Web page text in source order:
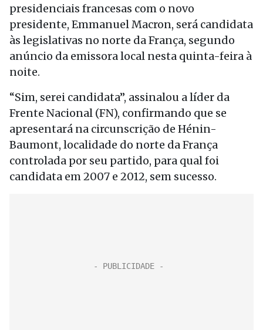
presidenciais francesas com o novo
presidente, Emmanuel Macron, será candidata
às legislativas no norte da França, segundo
anúncio da emissora local nesta quinta-feira à
noite.
“Sim, serei candidata”, assinalou a líder da
Frente Nacional (FN), confirmando que se
apresentará na circunscrição de Hénin-
Baumont, localidade do norte da França
controlada por seu partido, para qual foi
candidata em 2007 e 2012, sem sucesso.